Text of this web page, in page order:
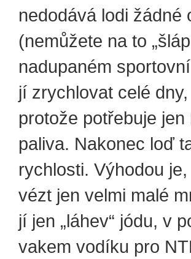
nedodává lodi
(nemůžete na to
nadupaném
jí zrychlovat celé
protože potřebuje
paliva. Nakonec loď
rychlosti. Výhodou
vézt jen velmi malé
jí jen „láhev“ jódu, v
vakem vodíku pro